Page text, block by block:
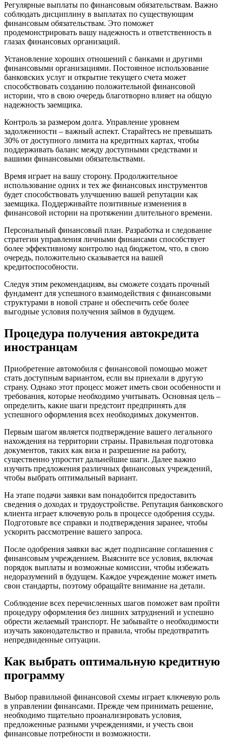
Регулярные выплаты по финансовым обязательствам. Важно
соблюдать дисциплину в выплатах по существующим
финансовым обязательствам. Это поможет
продемонстрировать вашу надежность и ответственность в
глазах финансовых организаций.
Установление хороших отношений с банками и другими
финансовыми организациями. Постоянное использование
банковских услуг и открытие текущего счета может
способствовать созданию положительной финансовой
истории, что в свою очередь благотворно влияет на общую
надежность заемщика.
Контроль за размером долга. Управление уровнем
задолженности – важный аспект. Старайтесь не превышать
30% от доступного лимита на кредитных картах, чтобы
поддерживать баланс между доступными средствами и
вашими финансовыми обязательствами.
Время играет на вашу сторону. Продолжительное
использование одних и тех же финансовых инструментов
будет способствовать улучшению вашей репутации как
заемщика. Поддерживайте позитивные изменения в
финансовой истории на протяжении длительного времени.
Персональный финансовый план. Разработка и следование
стратегии управления личными финансами способствует
более эффективному контролю над бюджетом, что, в свою
очередь, положительно сказывается на вашей
кредитоспособности.
Следуя этим рекомендациям, вы сможете создать прочный
фундамент для успешного взаимодействия с финансовыми
структурами в новой стране и обеспечить себе более
выгодные условия получения займов в будущем.
Процедура получения автокредита
иностранцам
Приобретение автомобиля с финансовой помощью может
стать доступным вариантом, если вы приехали в другую
страну. Однако этот процесс может иметь свои особенности и
требования, которые необходимо учитывать. Основная цель –
определить, какие шаги предстоит предпринять для
успешного оформления всех необходимых документов.
Первым шагом является подтверждение вашего легального
нахождения на территории страны. Правильная подготовка
документов, таких как виза и разрешение на работу,
существенно упростит дальнейшие шаги. Далее важно
изучить предложения различных финансовых учреждений,
чтобы выбрать оптимальный вариант.
На этапе подачи заявки вам понадобится предоставить
сведения о доходах и трудоустройстве. Репутация банковского
клиента играет ключевую роль в процессе одобрения ссуды.
Подготовьте все справки и подтверждения заранее, чтобы
ускорить рассмотрение вашего запроса.
После одобрения заявки вас ждет подписание соглашения с
финансовым учреждением. Выясните все условия, включая
порядок выплаты и возможные комиссии, чтобы избежать
недоразумений в будущем. Каждое учреждение может иметь
свои стандарты, поэтому обращайте внимание на детали.
Соблюдение всех перечисленных шагов поможет вам пройти
процедуру оформления без лишних затруднений и успешно
обрести желаемый транспорт. Не забывайте о необходимости
изучать законодательство и правила, чтобы предотвратить
непредвиденные ситуации.
Как выбрать оптимальную кредитную
программу
Выбор правильной финансовой схемы играет ключевую роль
в управлении финансами. Прежде чем принимать решение,
необходимо тщательно проанализировать условия,
предложенные разными учреждениями, и учесть свои
финансовые потребности и возможности.